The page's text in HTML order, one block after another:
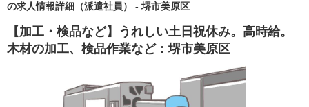
の求人情報詳細（派遣社員） - 堺市美原区
【加工・検品など】うれしい土日祝休み。高時給。
木材の加工、検品作業など：堺市美原区